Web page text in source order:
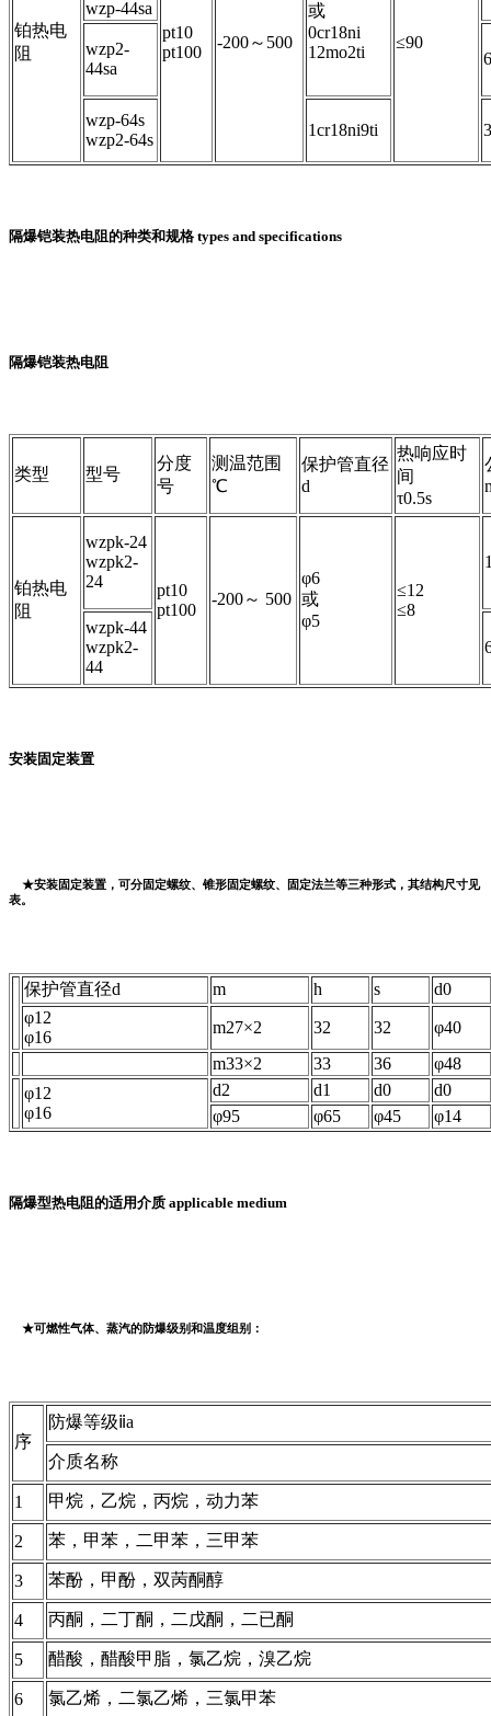
铂热电
阻
pt10
pt100
-200～500
或
0cr18ni
12mo2ti
≤90
wzp-44sa
wzp2-
44sa
wzp-64s
wzp2-64s
1cr18ni9ti
隔爆铠装热电阻的种类和规格 types and specifications
隔爆铠装热电阻
类型 型号
分度
号
测温范围
℃
保护管直径
d
热响应时
间
τ0.5s
铂热电
阻
wzpk-24
wzpk2-
24
pt10
pt100
-200～ 500
φ6
或
φ5
≤12
≤8
wzpk-44
wzpk2-
44
安装固定装置
★安装固定装置，可分固定螺纹、锥形固定螺纹、固定法兰等三种形式，其结构尺寸见
表。
保护管直径d m h s
d0
φ12
φ16
m27×2 32 32
φ40
m33×2
33 36
φ48
φ12
φ16
d2 d1 d0
d0
φ95
φ65 φ45 φ14
隔爆型热电阻的适用介质 applicable medium
★可燃性气体、蒸汽的防爆级别和温度组别：
序
防爆等级ⅱa
介质名称
1 甲烷，乙烷，丙烷，动力苯
2 苯，甲苯，二甲苯，三甲苯
3 苯酚，甲酚，双苪酮醇
4 丙酮，二丁酮，二戊酮，二已酮
5 醋酸，醋酸甲脂，氯乙烷，溴乙烷
6 氯乙烯，二氯乙烯，三氯甲苯